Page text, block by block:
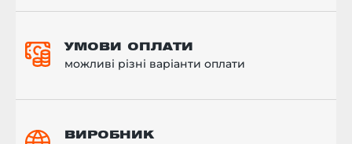
УМОВИ ОПЛАТИ
можливі різні варіанти оплати
ВИРОБНИК